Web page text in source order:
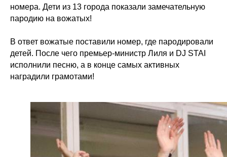
номера. Дети из 13 города показали замечательную
пародию на вожатых!
В ответ вожатые поставили номер, где пародировали
детей. После чего премьер-министр Лиля и DJ STAI
исполнили песню, а в конце самых активных
наградили грамотами!